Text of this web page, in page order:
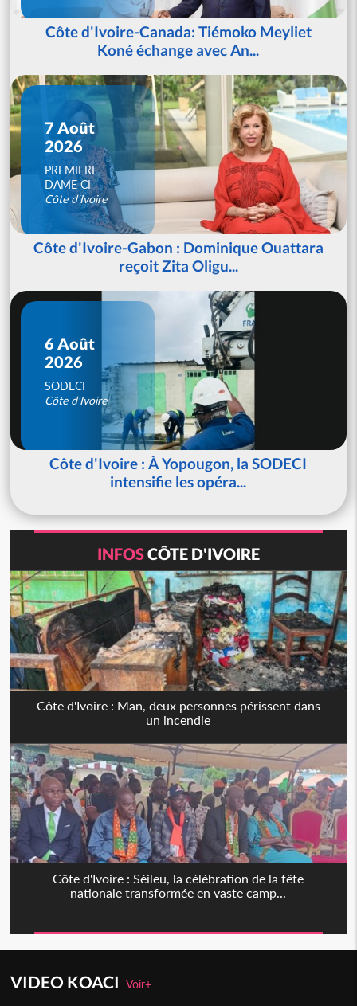
Côte d'Ivoire-Canada: Tiémoko Meyliet
Koné échange avec An...
7 Août
2026
PREMIERE
DAME CI
Côte d'Ivoire
Côte d'Ivoire-Gabon : Dominique Ouattara
reçoit Zita Oligu...
6 Août
2026
SODECI
Côte d'Ivoire
Côte d'Ivoire : À Yopougon, la SODECI
intensifie les opéra...
INFOSCÔTE D'IVOIRE
Côte d'Ivoire : Man, deux personnes périssent dans
un incendie
Côte d'Ivoire : Séileu, la célébration de la fête
nationale transformée en vaste camp...
VIDEO KOACIVoir+